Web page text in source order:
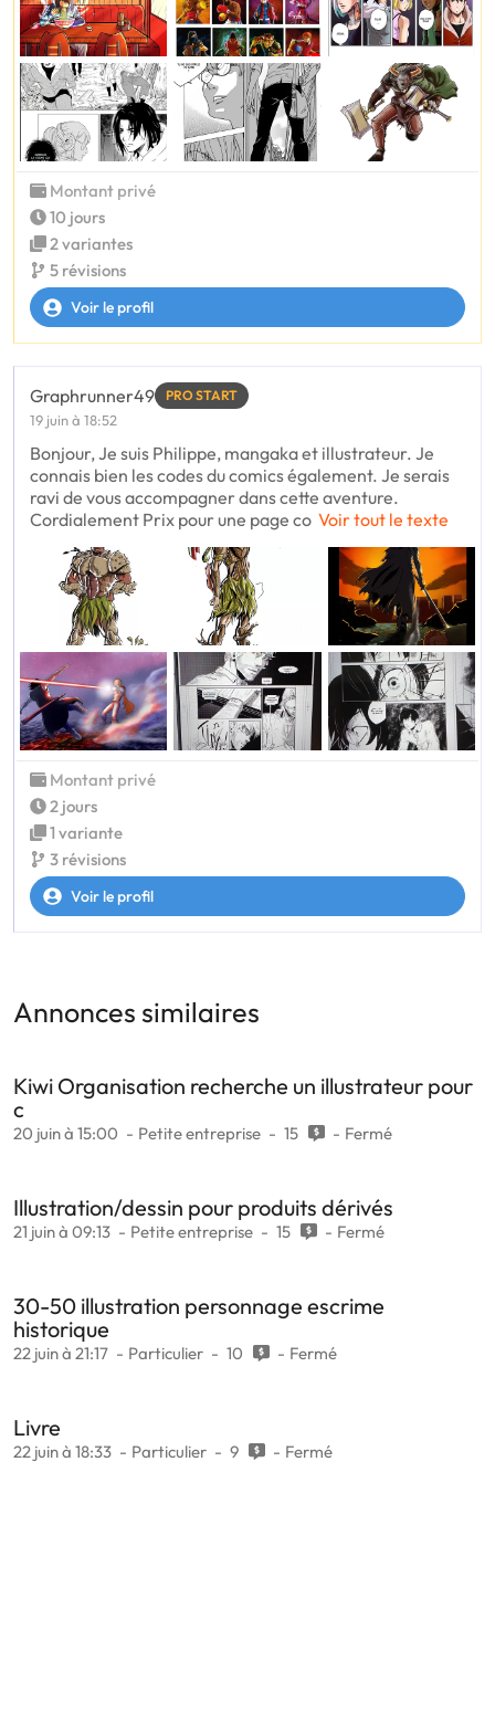
Montant privé
10 jours
2 variantes
5 révisions
Voir le profil
Graphrunner49 PRO START
19 juin à 18:52
Bonjour, Je suis Philippe, mangaka et illustrateur. Je
connais bien les codes du comics également. Je serais
ravi de vous accompagner dans cette aventure.
Cordialement Prix pour une page co Voir tout le texte
Montant privé
2 jours
1 variante
3 révisions
Voir le profil
Annonces similaires
Kiwi Organisation recherche un illustrateur pour
c
20 juin à 15:00 Petite entreprise 15 Fermé
Illustration/dessin pour produits dérivés
21 juin à 09:13 Petite entreprise 15 Fermé
30-50 illustration personnage escrime
historique
22 juin à 21:17 Particulier 10 Fermé
Livre
22 juin à 18:33 Particulier 9 Fermé